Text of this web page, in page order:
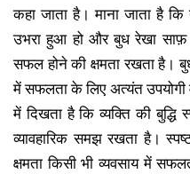
कहा जाता है। माना जाता है
उभरा हुआ हो और बुध रेखा साफ़
सफल होने की क्षमता रखता है।
में सफलता के लिए अत्यंत उपयोगी
में दिखता है कि व्यक्ति की बुद्धि
व्यावहारिक समझ रखता है।
क्षमता किसी भी व्यवसाय में